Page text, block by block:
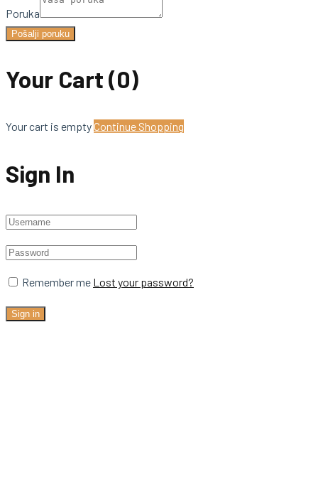
Poruka
Pošalji poruku
Your Cart (0)
Your cart is emptyContinue Shopping
Sign In
Remember me Lost your password?
Sign in